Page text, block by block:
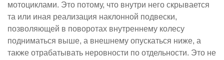
мотоциклами. Это потому, что внутри него скрывается
та или иная реализация наклонной подвески,
позволяющей в поворотах внутреннему колесу
подниматься выше, а внешнему опускаться ниже, а
также отрабатывать неровности по отдельности. Это не